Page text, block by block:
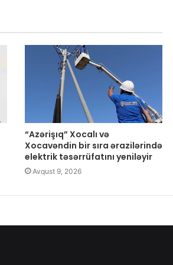
“Azərişıq” Xocalı və
Xocavəndin bir sıra ərazilərində
elektrik təsərrüfatını yeniləyir
Avqust 9, 2026